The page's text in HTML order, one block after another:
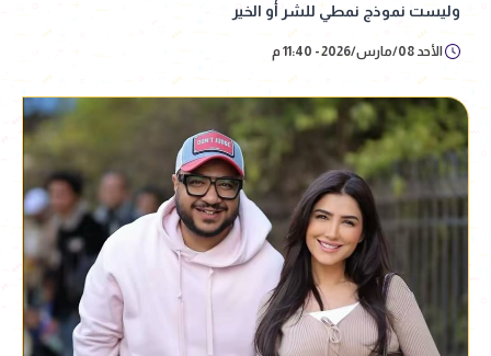
وليست نموذج نمطي للشر أو الخير
الأحد 08/مارس/2026 - 11:40 م